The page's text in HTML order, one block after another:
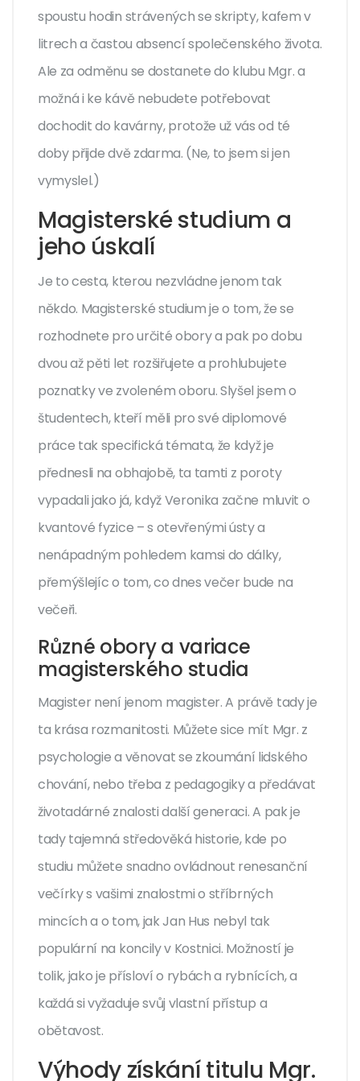
spoustu hodin strávených se skripty, kafem v
litrech a častou absencí společenského života.
Ale za odměnu se dostanete do klubu Mgr. a
možná i ke kávě nebudete potřebovat
dochodit do kavárny, protože už vás od té
doby přijde dvě zdarma. (Ne, to jsem si jen
vymyslel.)
Magisterské studium a
jeho úskalí
Je to cesta, kterou nezvládne jenom tak
někdo. Magisterské studium je o tom, že se
rozhodnete pro určité obory a pak po dobu
dvou až pěti let rozšiřujete a prohlubujete
poznatky ve zvoleném oboru. Slyšel jsem o
študentech, kteří měli pro své diplomové
práce tak specifická témata, že když je
přednesli na obhajobě, ta tamti z poroty
vypadali jako já, když Veronika začne mluvit o
kvantové fyzice – s otevřenými ústy a
nenápadným pohledem kamsi do dálky,
přemýšlejíc o tom, co dnes večer bude na
večeři.
Různé obory a variace
magisterského studia
Magister není jenom magister. A právě tady je
ta krása rozmanitosti. Můžete sice mít Mgr. z
psychologie a věnovat se zkoumání lidského
chování, nebo třeba z pedagogiky a předávat
životadárné znalosti další generaci. A pak je
tady tajemná středověká historie, kde po
studiu můžete snadno ovládnout renesanční
večírky s vašimi znalostmi o stříbrných
mincích a o tom, jak Jan Hus nebyl tak
populární na koncily v Kostnici. Možností je
tolik, jako je přísloví o rybách a rybnících, a
každá si vyžaduje svůj vlastní přístup a
obětavost.
Výhody získání titulu Mgr.